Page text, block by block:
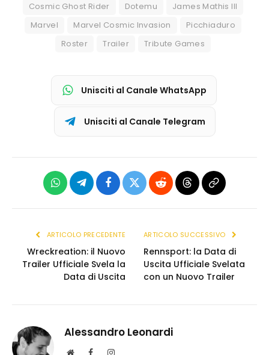
Cosmic Ghost Rider
Dotemu
James Mathis III
Marvel
Marvel Cosmic Invasion
Picchiaduro
Roster
Trailer Tribute Games
Unisciti al Canale WhatsApp
Unisciti al Canale Telegram
WhatsAppTelegramFacebook
X
RedditThreadsCopia
ARTICOLO PRECEDENTE
Wreckreation: il Nuovo
Trailer Ufficiale Svela la
Data di Uscita
ARTICOLO SUCCESSIVO
Rennsport: la Data di
Uscita Ufficiale Svelata
con un Nuovo Trailer
Alessandro Leonardi
S F I